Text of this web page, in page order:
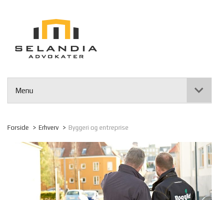
Menu
Forside Erhverv Byggeri og entreprise